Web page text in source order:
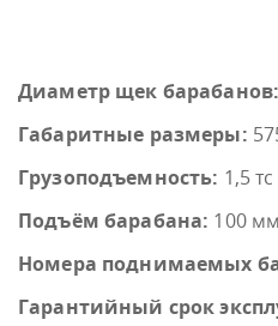
Диаметр щек барабанов:
Габаритные размеры:
Грузоподъемность: 1,5 тс
Подъём барабана: 100 мм
Номера поднимаемых
Гарантийный срок